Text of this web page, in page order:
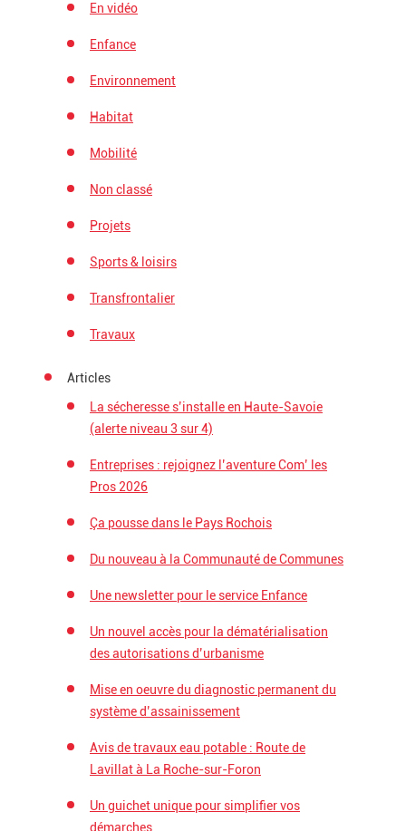
En vidéo
Enfance
Environnement
Habitat
Mobilité
Non classé
Projets
Sports & loisirs
Transfrontalier
Travaux
Articles
La sécheresse s’installe en Haute-Savoie
(alerte niveau 3 sur 4)
Entreprises : rejoignez l’aventure Com’ les
Pros 2026
Ça pousse dans le Pays Rochois
Du nouveau à la Communauté de Communes
Une newsletter pour le service Enfance
Un nouvel accès pour la dématérialisation
des autorisations d’urbanisme
Mise en oeuvre du diagnostic permanent du
système d’assainissement
Avis de travaux eau potable : Route de
Lavillat à La Roche-sur-Foron
Un guichet unique pour simplifier vos
démarches